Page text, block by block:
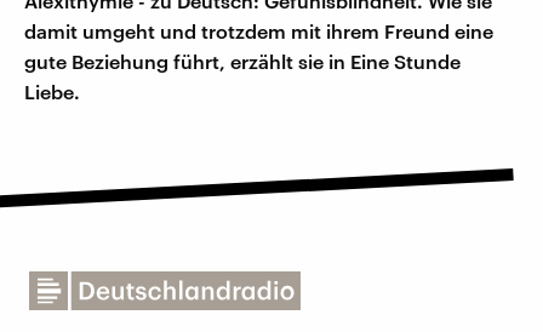
damit umgeht und trotzdem mit ihrem Freund eine
gute Beziehung führt, erzählt sie in Eine Stunde
Liebe.